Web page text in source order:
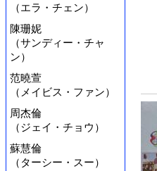
（エラ・チェン）
陳珊妮
（サンディー・チャ
ン）
范曉萱
（メイビス・ファン）
周杰倫
（ジェイ・チョウ）
蘇慧倫
（ターシー・スー）